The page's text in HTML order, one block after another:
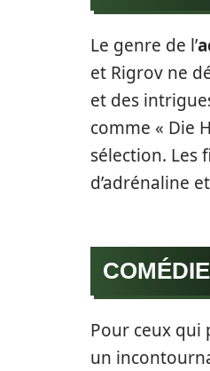
Le genre de l’
et Rigrov ne
et des
comme « Die
sélection. Les
d’adrénaline
Pour ceux qui
un